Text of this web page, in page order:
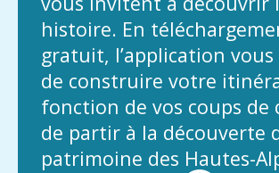
histoire. En
gratuit, l’application
de construire votre
fonction de vos coups
de partir à la découverte
patrimoine des Hautes-